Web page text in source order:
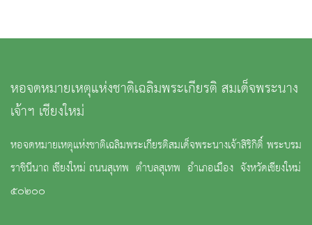
หอจดหมายเหตุแห่งชาติเฉลิมพระเกียรติ สมเด็จพระนาง
เจ้าฯ เชียงใหม่
หอจดหมายเหตุแห่งชาติเฉลิมพระเกียรติสมเด็จพระนางเจ้าสิริกิติ์ พระบรม
ราชินีนาถ เชียงใหม่ ถนนสุเทพ ตำบลสุเทพ อำเภอเมือง จังหวัดเชียงใหม่
๕๐๒๐๐